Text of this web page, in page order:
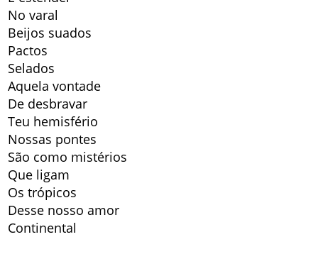
No varal
Beijos suados
Pactos
Selados
Aquela vontade
De desbravar
Teu hemisfério
Nossas pontes
São como mistérios
Que ligam
Os trópicos
Desse nosso amor
Continental